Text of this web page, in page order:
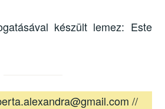
készült lemez: Este
//